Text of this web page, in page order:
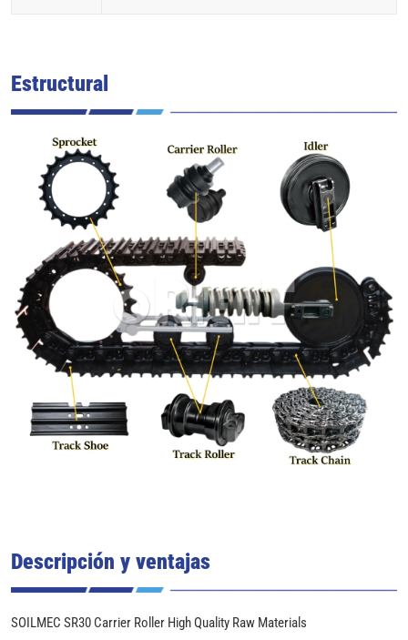
Estructural
Descripción y ventajas
SOILMEC SR30 Carrier Roller High Quality Raw Materials